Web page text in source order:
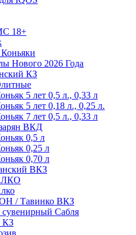
18+
Нового 2026 Года
КЗ
5 лет 0,5 л., 0,33 л
5 лет 0,18 л., 0,25 л.
7 лет 0,5 л., 0,33 л
ВКД
0,5 л
0,25 л
0,70 л
ВКЗ
/ Тавинко ВКЗ
сувенирный Сабля
КЗ